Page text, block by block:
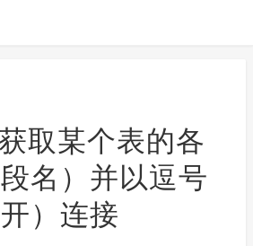
取某个表的各
名）并以逗号
）连接